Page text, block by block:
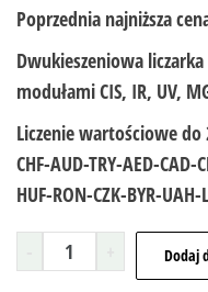
Poprzednia najniższa
Dwukieszeniowa
modułami CIS, IR, UV,
Liczenie wartościowe
CHF-AUD-TRY-AED-CAD-
HUF-RON-CZK-BYR-
Dodaj